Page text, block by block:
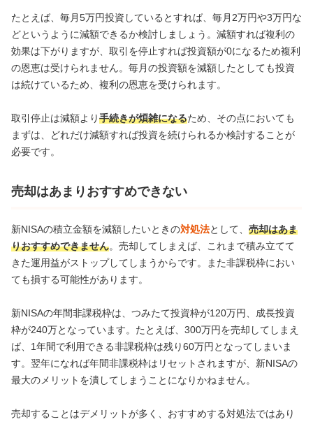
たとえば、毎月5万円投資しているとすれば、毎月2万円や3万円な
どというように減額できるか検討しましょう。減額すれば複利の
効果は下がりますが、取引を停止すれば投資額が0になるため複利
の恩恵は受けられません。毎月の投資額を減額したとしても投資
は続けているため、複利の恩恵を受けられます。
取引停止は減額より手続きが煩雑になるため、その点においても
まずは、どれだけ減額すれば投資を続けられるか検討することが
必要です。
売却はあまりおすすめできない
新NISAの積立金額を減額したいときの対処法として、 売却はあま
りおすすめできません。売却してしまえば、これまで積み立てて
きた運用益がストップしてしまうからです。また非課税枠におい
ても損する可能性があります。
新NISAの年間非課税枠は、つみたて投資枠が120万円、成長投資
枠が240万となっています。たとえば、300万円を売却してしまえ
ば、1年間で利用できる非課税枠は残り60万円となってしまいま
す。翌年になれば年間非課税枠はリセットされますが、新NISAの
最大のメリットを潰してしまうことになりかねません。
売却することはデメリットが多く、おすすめする対処法ではあり